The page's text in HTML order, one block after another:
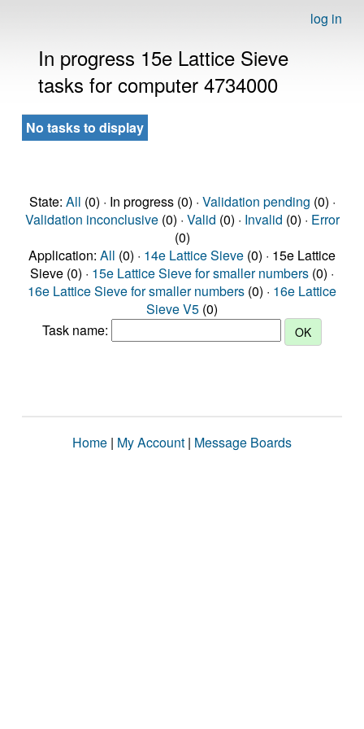
log in
In progress 15e Lattice Sieve
tasks for computer 4734000
No tasks to display
State: All (0) · In progress (0) · Validation pending (0) ·
Validation inconclusive(0) · Valid (0) · Invalid (0) · Error
(0)
Application: All (0) · 14e Lattice Sieve (0) · 15e Lattice
Sieve (0) · 15e Lattice Sieve for smaller numbers (0) ·
16e Lattice Sieve for smaller numbers (0) · 16e Lattice
Sieve V5 (0)
Task name:
Home | My Account | Message Boards